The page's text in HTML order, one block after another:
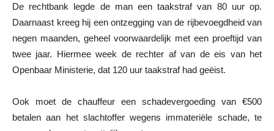
De rechtbank legde de man een taakstraf van 80 uur op.
Daarnaast kreeg hij een ontzegging van de rijbevoegdheid van
negen maanden, geheel voorwaardelijk met een proeftijd van
twee jaar. Hiermee week de rechter af van de eis van het
Openbaar Ministerie, dat 120 uur taakstraf had geëist.
Ook moet de chauffeur een schadevergoeding van €500
betalen aan het slachtoffer wegens immateriële schade, te